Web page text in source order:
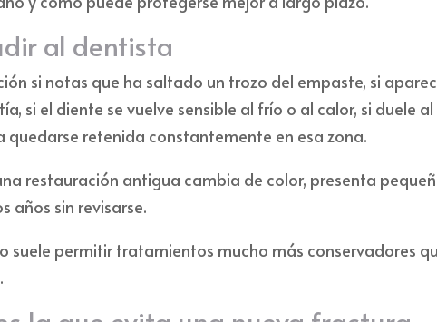
al dentista
si notas que ha saltado un trozo del empaste, si
si el diente se vuelve sensible al frío o al calor, si duele al
retenida constantemente en esa zona.
restauración antigua cambia de color, presenta
años sin revisarse.
suele permitir tratamientos mucho más conservadores